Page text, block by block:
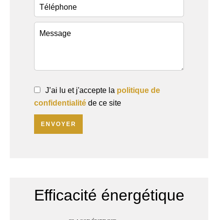
J’ai lu et j'accepte la politique de
confidentialité de ce site
ENVOYER
Efficacité énergétique